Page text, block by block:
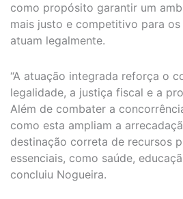
como propósito garantir um
mais justo e competitivo para
atuam legalmente.
“A atuação integrada reforça o
legalidade, a justiça fiscal e a
Além de combater a
como esta ampliam a
destinação correta de recursos
essenciais, como saúde,
concluiu Nogueira.